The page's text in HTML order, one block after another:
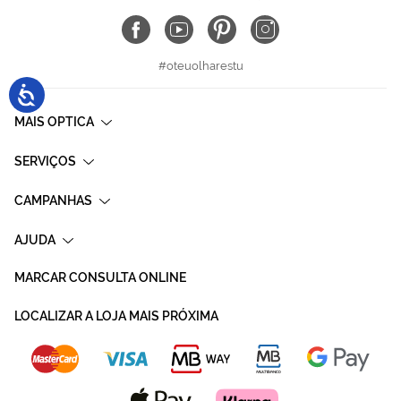
#oteuolharestu
MAIS OPTICA
SERVIÇOS
CAMPANHAS
AJUDA
MARCAR CONSULTA ONLINE
LOCALIZAR A LOJA MAIS PRÓXIMA